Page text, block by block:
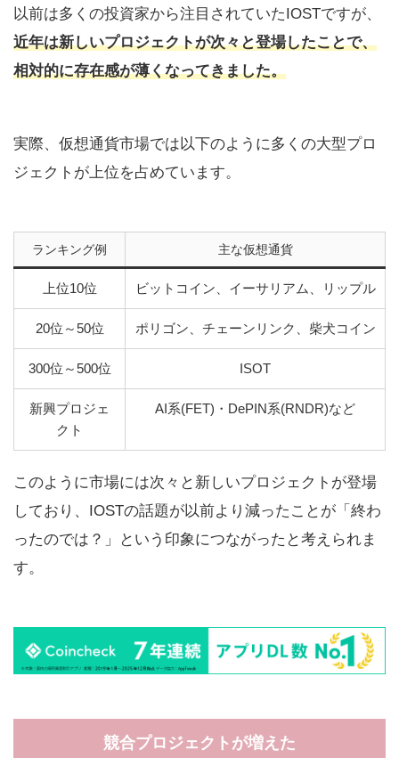
以前は多くの投資家から注目されていたIOSTですが、
近年は新しいプロジェクトが次々と登場したことで、
相対的に存在感が薄くなってきました。
実際、仮想通貨市場では以下のように多くの大型プロ
ジェクトが上位を占めています。
ランキング例 主な仮想通貨
上位10位 ビットコイン、イーサリアム、リップル
20位～50位 ポリゴン、チェーンリンク、柴犬コイン
300位～500位 ISOT
新興プロジェ
クト
AI系(FET)・DePIN系(RNDR)など
このように市場には次々と新しいプロジェクトが登場
しており、IOSTの話題が以前より減ったことが「終わ
ったのでは？」という印象につながったと考えられま
す。
競合プロジェクトが増えた